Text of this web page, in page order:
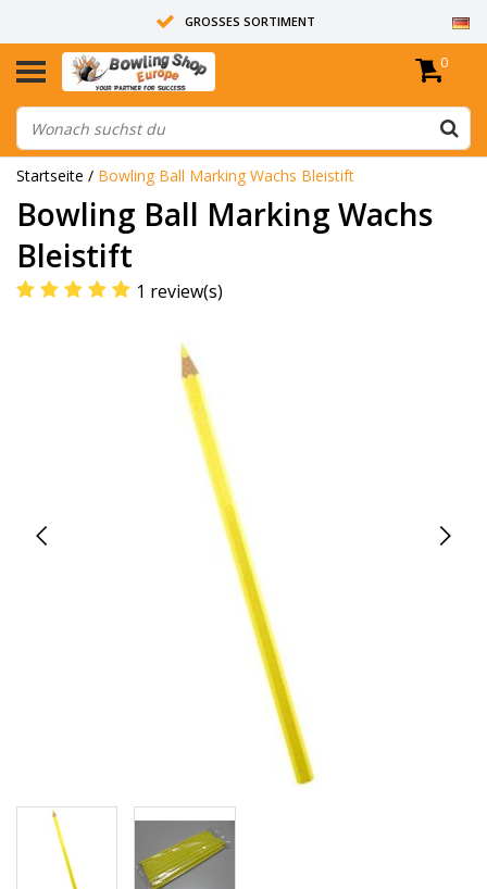
GROSSES SORTIMENT
14 TAGE RÜCKGABERECHT
ALLE BOWLINGKUGELN SIND UNGEBOHRT
0
Startseite / Bowling Ball Marking Wachs Bleistift
Bowling Ball Marking Wachs
Bleistift
1 review(s)